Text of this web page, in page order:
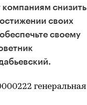
снизить
своих
своему
генеральная